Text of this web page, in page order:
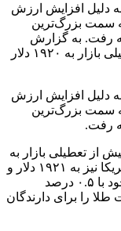
دلیل افزایش ارزش
سمت بزرگ‌ترین
رفت. به گزارش
اخبار اصناف، بهای هر اونس طلا پیش از تعطیلی بازار به ۱۹۲۰ دلار
دلیل افزایش ارزش
سمت بزرگ‌ترین
رفت.
از تعطیلی بازار به
۱۹۲۰ دلار و ۲۰ سنت رسید و قیمت طلای آمریکا نیز به ۱۹۲۱ دلار و
۲۰ سنت رسید. شاخص دلار در برابر رقبای خود با ۰.۵ درصد
را برای دارندگان